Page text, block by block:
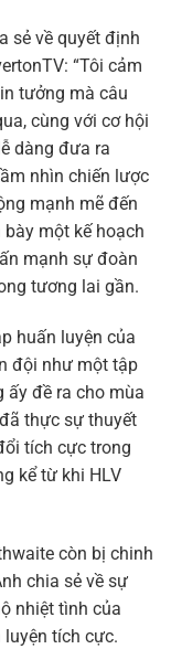
sẻ về quyết định
“Tôi cảm
tưởng mà câu
cùng với cơ hội
dàng đưa ra
nhìn chiến lược
mạnh mẽ đến
một kế hoạch
mạnh sự đoàn
tương lai gần.
huấn luyện của
đội như một tập
ấy đề ra cho mùa
thực sự thuyết
tích cực trong
kể từ khi HLV
còn bị chinh
chia sẻ về sự
nhiệt tình của
tích cực.